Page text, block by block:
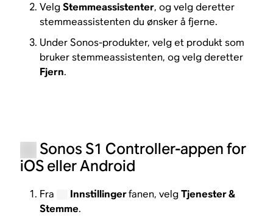
VelgStemmeassistenter, og velg deretter
stemmeassistenten du ønsker å fjerne.
Under Sonos-produkter, velg et produkt som
bruker stemmeassistenten, og velg deretter
Fjern.
Sonos S1 Controller-appen for
iOS eller Android
Fra Innstillingerfanen, velgTjenester &
Stemme.